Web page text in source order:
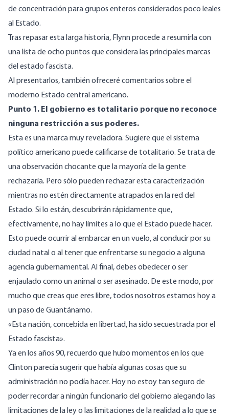
de concentración para grupos enteros considerados poco leales
al Estado.
Tras repasar esta larga historia, Flynn procede a resumirla con
una lista de ocho puntos que considera las principales marcas
del estado fascista.
Al presentarlos, también ofreceré comentarios sobre el
moderno Estado central americano.
Punto 1. El gobierno es totalitario porque no reconoce
ninguna restricción a sus poderes.
Esta es una marca muy reveladora. Sugiere que el sistema
político americano puede calificarse de totalitario. Se trata de
una observación chocante que la mayoría de la gente
rechazaría. Pero sólo pueden rechazar esta caracterización
mientras no estén directamente atrapados en la red del
Estado. Si lo están, descubrirán rápidamente que,
efectivamente, no hay límites a lo que el Estado puede hacer.
Esto puede ocurrir al embarcar en un vuelo, al conducir por su
ciudad natal o al tener que enfrentarse su negocio a alguna
agencia gubernamental. Al final, debes obedecer o ser
enjaulado como un animal o ser asesinado. De este modo, por
mucho que creas que eres libre, todos nosotros estamos hoy a
un paso de Guantánamo.
«Esta nación, concebida en libertad, ha sido secuestrada por el
Estado fascista».
Ya en los años 90, recuerdo que hubo momentos en los que
Clinton parecía sugerir que había algunas cosas que su
administración no podía hacer. Hoy no estoy tan seguro de
poder recordar a ningún funcionario del gobierno alegando las
limitaciones de la ley o las limitaciones de la realidad a lo que se